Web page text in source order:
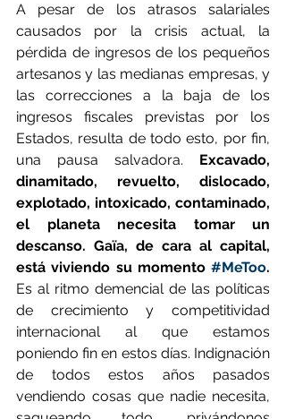
A pesar de los atrasos salariales
causados por la crisis actual, la
pérdida de ingresos de los pequeños
artesanos y las medianas empresas, y
las correcciones a la baja de los
ingresos fiscales previstas por los
Estados, resulta de todo esto, por fin,
una pausa salvadora. Excavado,
dinamitado, revuelto, dislocado,
explotado, intoxicado, contaminado,
el planeta necesita tomar un
descanso. Gaïa, de cara al capital,
está viviendo su momento #MeToo.
Es al ritmo demencial de las políticas
de crecimiento y competitividad
internacional al que estamos
poniendo fin en estos días. Indignación
de todos estos años pasados
vendiendo cosas que nadie necesita,